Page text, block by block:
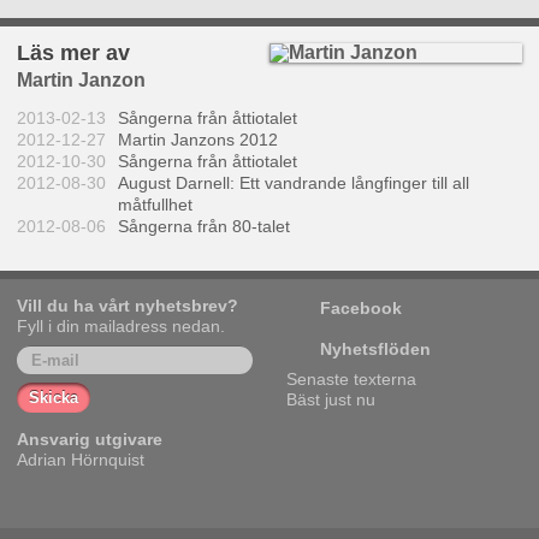
Läs mer av
Martin Janzon
2013-02-13
Sångerna från åttiotalet
2012-12-27
Martin Janzons 2012
2012-10-30
Sångerna från åttiotalet
2012-08-30
August Darnell: Ett vandrande långfinger till all
måtfullhet
2012-08-06
Sångerna från 80-talet
Vill du ha vårt nyhetsbrev?
Fyll i din mailadress nedan.
Ansvarig utgivare
Adrian Hörnquist
Facebook
Nyhetsflöden
Senaste texterna
Bäst just nu